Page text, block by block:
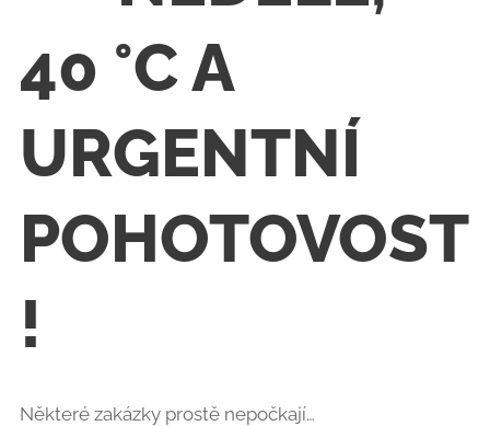
40 °C A
URGENTNÍ
POHOTOVOST
! 🚨🚽
Některé zakázky prostě nepočkají…